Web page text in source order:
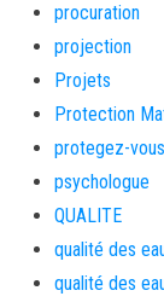
procuration
projection
Projets
Protection
protegez-vous
psychologue
QUALITE
qualité des
qualité des